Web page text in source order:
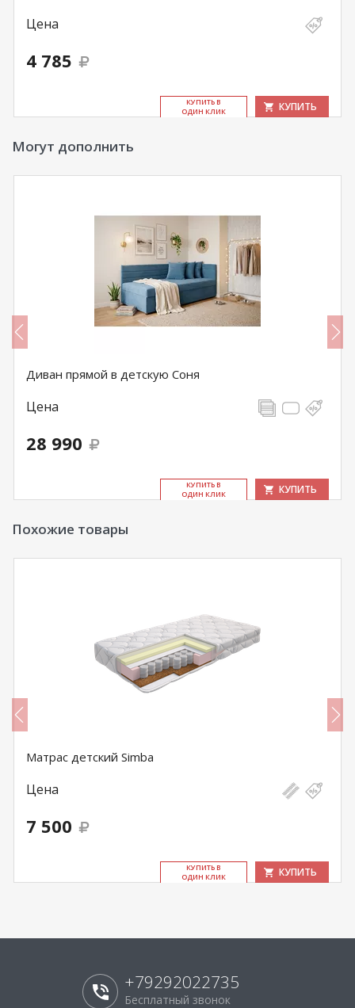
Цена
4 785
КУ­ПИТЬ В
ОДИН КЛИК
КУПИТЬ
Могут дополнить
Диван прямой в детскую Соня
Цена
28 990
КУ­ПИТЬ В
ОДИН КЛИК
КУПИТЬ
Похожие товары
Матрас детский Simba
Цена
7 500
КУ­ПИТЬ В
ОДИН КЛИК
КУПИТЬ
+79292022735
Бесплатный звонок